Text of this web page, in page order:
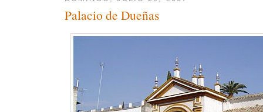
Palacio de Dueñas